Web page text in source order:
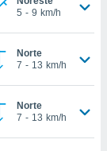
5 - 9 km/h
Norte
7 - 13 km/h
Norte
7 - 13 km/h